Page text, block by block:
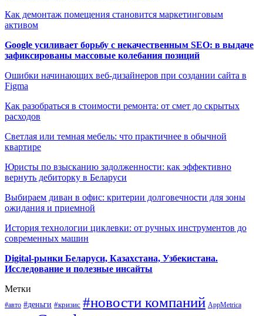
Как демонтаж помещения становится маркетинговым
активом
Google усиливает борьбу с некачественным SEO: в выдаче
зафиксированы массовые колебания позиций
Ошибки начинающих веб-дизайнеров при создании сайта в
Figma
Как разобраться в стоимости ремонта: от смет до скрытых
расходов
Светлая или темная мебель: что практичнее в обычной
квартире
Юристы по взысканию задолженности: как эффективно
вернуть дебиторку в Беларуси
Выбираем диван в офис: критерии долговечности для зоны
ожидания и приемной
История технологии циклевки: от ручных инструментов до
современных машин
Digital-рынки Беларуси, Казахстана, Узбекистана.
Исследование и полезные инсайты
Метки
#авто #деньги #кризис #новости компаний AppMetrica